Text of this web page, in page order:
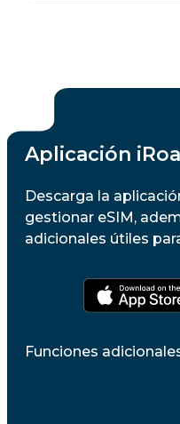
Aplicación
Descarga la
gestionar eSIM,
adicionales útiles
Funciones